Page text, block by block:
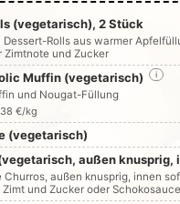
(vegetarisch), 2 Stück
Dessert-Rolls aus warmer
Zimtnote und Zucker
Muffin (vegetarisch) i
und Nougat-Füllung
€/kg
(vegetarisch)
außen knusprig,
Churros, außen knusprig, innen
und Zucker oder Schokosauce